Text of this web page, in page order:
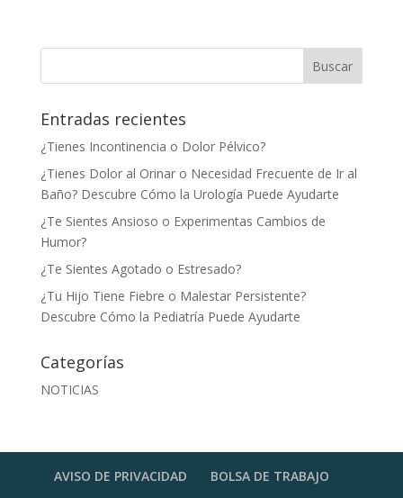
Entradas recientes
¿Tienes Incontinencia o Dolor Pélvico?
¿Tienes Dolor al Orinar o Necesidad Frecuente de Ir al
Baño? Descubre Cómo la Urología Puede Ayudarte
¿Te Sientes Ansioso o Experimentas Cambios de
Humor?
¿Te Sientes Agotado o Estresado?
¿Tu Hijo Tiene Fiebre o Malestar Persistente?
Descubre Cómo la Pediatría Puede Ayudarte
Categorías
NOTICIAS
AVISO DE PRIVACIDAD BOLSA DE TRABAJO